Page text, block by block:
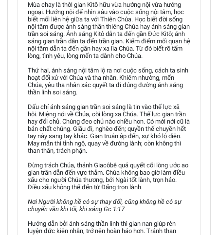
Mùa chay là thời gian Kitô hữu vừa hướng nội vừa hướng
ngoại. Hướng nội để nhìn sâu vào cuộc sống nội tâm, học
biết mối liên hệ giữa ta với Thiên Chúa. Học biết đời sống
nội tâm được ánh sáng thần thiêng Chúa hay ánh sáng gian
trần soi sáng. Ánh sáng Kitô dẫn ta đến gần Đức Kitô; ánh
sáng gian trần dẫn ta đến trần gian. Kiểm điểm mối quan hệ
nội tâm dẫn ta đến gần hay xa lìa Chúa. Từ đó biết rõ tấm
lòng, tình yêu, lòng mến ta dành cho Chúa.
Thứ hai, ánh sáng nội tâm lộ ra nơi cuộc sống, cách ta sinh
hoạt đối xử với Chúa và tha nhân. Khiêm nhường, mến
Chúa, yêu tha nhân xác quyết ta đi đúng đường ánh sáng
thần linh soi sáng.
Dấu chỉ ánh sáng gian trần soi sáng là tin vào thế lực xã
hội. Miệng nói về Chúa, cõi lòng xa Chúa. Thế lực gian trần
hay đổi chủ. Chúng đeo chủ nào chiều hơn. Có mới nới cũ là
bản chất chúng. Giầu đi, nghèo đến; quyền thế chuyền hết
tay này sang tay khác. Gian truân ập đến, sự khó lộ diện.
May mắn thì tỉnh ngộ, quay về đường lành; còn không thì
than thân, trách phận.
Đừng trách Chúa, thánh Giacôbê quả quyết cõi lòng ước ao
gian trần dẫn đến vực thẳm. Chúa không bao giờ làm điều
xấu cho người Chúa thương, bởi Ngài tốt lành, trọn hảo.
Điều xấu không thể đến từ Đấng trọn lành.
Nơi Người không hề có sự thay đổi, cũng không hề có sự
chuyển vần khi tối, khi sáng Gc 1:17
Hướng dẫn bởi ánh sáng thần linh thì gian nan giúp rèn
luyện đức kiên nhẫn, trở nên hoàn hảo hơn. Tránh than